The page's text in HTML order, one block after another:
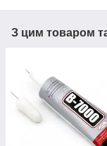
З цим товаром